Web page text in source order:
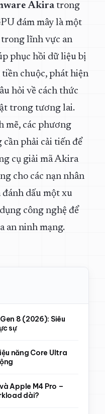
Akira trong
đám mây là một
lĩnh vực an
phục hồi dữ liệu bị
chuộc, phát hiện
hỏi về cách thức
trong tương lai.
mẽ, các phương
cần phải cải tiến để
cụ giải mã Akira
cho các nạn nhân
đánh dấu một xu
công nghệ để
an ninh mạng.
8 (2026): Siêu
sự
năng Core Ultra
Apple M4 Pro –
dài?